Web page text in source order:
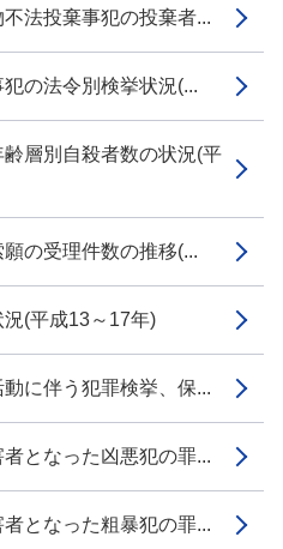
法投棄事犯の投棄者...
の法令別検挙状況(...
層別自殺者数の状況(平
の受理件数の推移(...
(平成13～17年)
に伴う犯罪検挙、保...
となった凶悪犯の罪...
となった粗暴犯の罪...